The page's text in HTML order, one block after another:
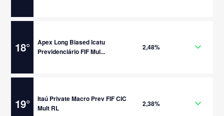
18°
Apex Long Biased Icatu
Previdenciário FIF Mul...
2,48%
19°
Itaú Private Macro Prev FIF CIC
Mult RL
2,38%